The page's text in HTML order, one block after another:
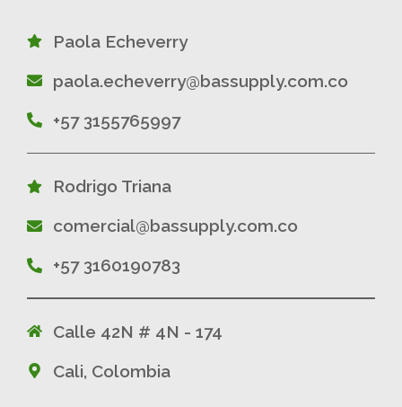
Paola Echeverry
paola.echeverry@bassupply.com.co
+57 3155765997
Rodrigo Triana
comercial@bassupply.com.co
+57 3160190783
Calle 42N # 4N - 174
Cali, Colombia